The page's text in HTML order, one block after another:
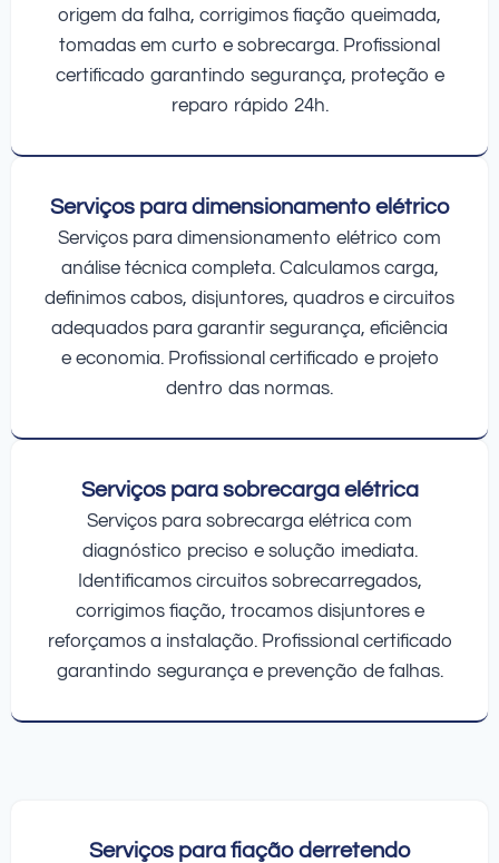
origem da falha, corrigimos fiação queimada,
tomadas em curto e sobrecarga. Profissional
certificado garantindo segurança, proteção e
reparo rápido 24h.
Serviços para dimensionamento elétrico
Serviços para dimensionamento elétrico com
análise técnica completa. Calculamos carga,
definimos cabos, disjuntores, quadros e circuitos
adequados para garantir segurança, eficiência
e economia. Profissional certificado e projeto
dentro das normas.
Serviços para sobrecarga elétrica
Serviços para sobrecarga elétrica com
diagnóstico preciso e solução imediata.
Identificamos circuitos sobrecarregados,
corrigimos fiação, trocamos disjuntores e
reforçamos a instalação. Profissional certificado
garantindo segurança e prevenção de falhas.
Serviços para fiação derretendo